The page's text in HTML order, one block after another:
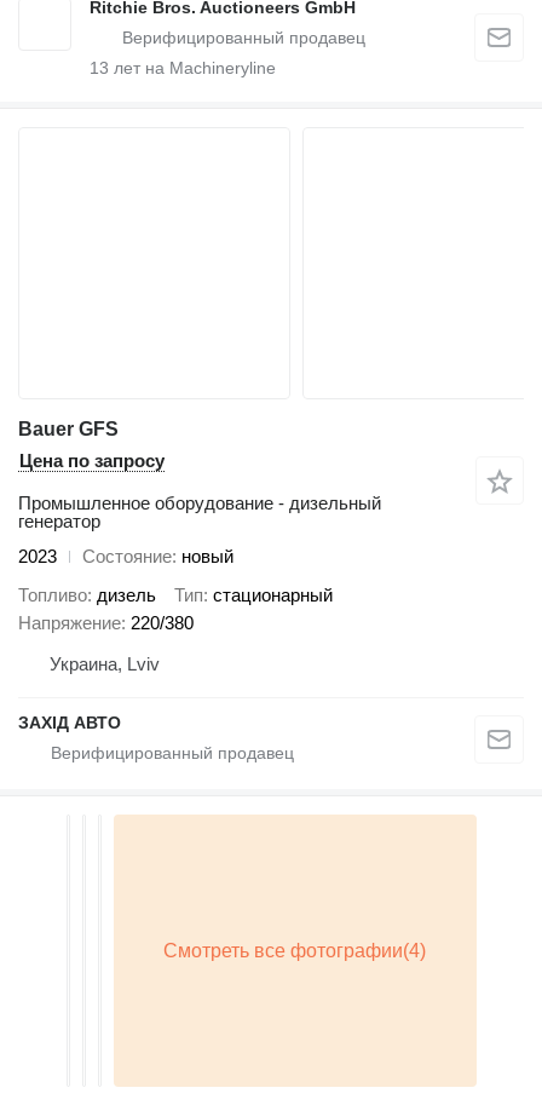
Ritchie Bros. Auctioneers GmbH
13 лет на Machineryline
Bauer GFS
Цена по запросу
Промышленное оборудование - дизельный
генератор
2023
Состояние новый
Топливо дизель Тип стационарный
Напряжение 220/380
Украина, Lviv
ЗАХІД АВТО